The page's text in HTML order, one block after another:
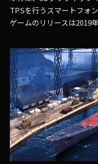
TPSを行うスマートフォン
ゲームのリリースは2019